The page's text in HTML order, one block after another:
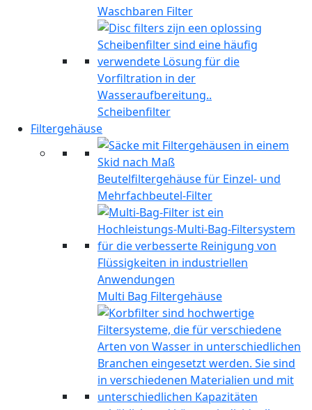
Waschbaren Filter
Scheibenfilter
Filtergehäuse
Beutelfiltergehäuse für Einzel- und
Mehrfachbeutel-Filter
Multi Bag Filtergehäuse